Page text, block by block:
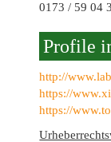
0173 / 59 04
Profile
http://
https://
https://